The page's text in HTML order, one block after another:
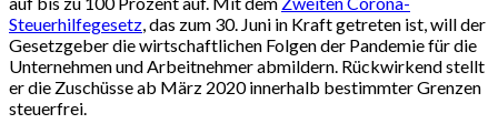
Steuerhilfegesetz, das zum 30. Juni in Kraft getreten ist, will der
Gesetzgeber die wirtschaftlichen Folgen der Pandemie für die
Unternehmen und Arbeitnehmer abmildern. Rückwirkend stellt
er die Zuschüsse ab März 2020 innerhalb bestimmter Grenzen
steuerfrei.